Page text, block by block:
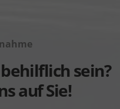
sein?
auf Sie!